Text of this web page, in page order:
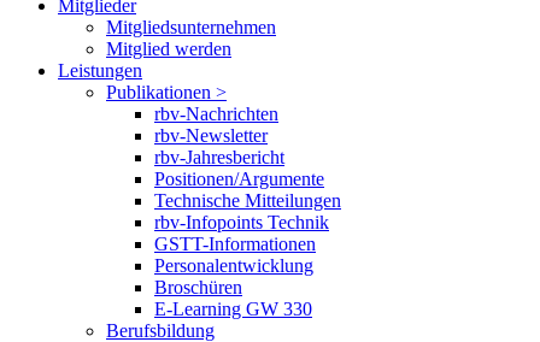
Mitglieder
Mitgliedsunternehmen
Mitglied werden
Leistungen
Publikationen >
rbv-Nachrichten
rbv-Newsletter
rbv-Jahresbericht
Positionen/Argumente
Technische Mitteilungen
rbv-Infopoints Technik
GSTT-Informationen
Personalentwicklung
Broschüren
E-Learning GW 330
Berufsbildung